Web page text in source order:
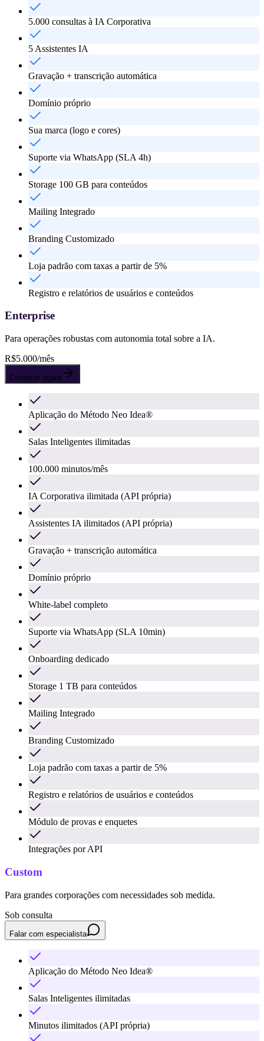
5.000 consultas à IA Corporativa
5 Assistentes IA
Gravação + transcrição automática
Domínio próprio
Sua marca (logo e cores)
Suporte via WhatsApp (SLA 4h)
Storage 100 GB para conteúdos
Mailing Integrado
Branding Customizado
Loja padrão com taxas a partir de 5%
Registro e relatórios de usuários e conteúdos
Enterprise
Para operações robustas com autonomia total sobre a IA.
R$5.000/mês
Começar agora
Aplicação do Método Neo Idea®
Salas Inteligentes ilimitadas
100.000 minutos/mês
IA Corporativa ilimitada (API própria)
Assistentes IA ilimitados (API própria)
Gravação + transcrição automática
Domínio próprio
White-label completo
Suporte via WhatsApp (SLA 10min)
Onboarding dedicado
Storage 1 TB para conteúdos
Mailing Integrado
Branding Customizado
Loja padrão com taxas a partir de 5%
Registro e relatórios de usuários e conteúdos
Módulo de provas e enquetes
Integrações por API
Custom
Para grandes corporações com necessidades sob medida.
Sob consulta
Falar com especialista
Aplicação do Método Neo Idea®
Salas Inteligentes ilimitadas
Minutos ilimitados (API própria)